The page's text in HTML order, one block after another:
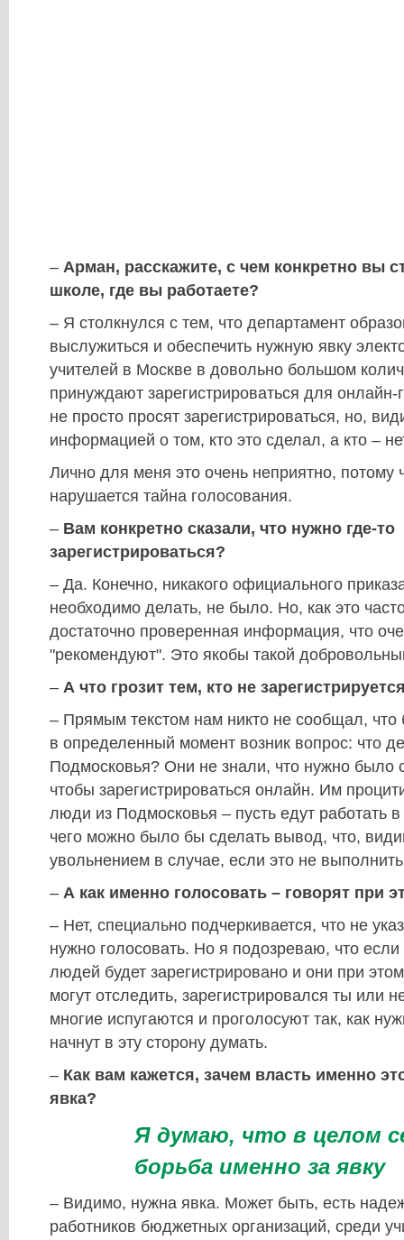
– Арман, расскажите, с чем конкретно вы
школе, где вы работаете?
– Я столкнулся с тем, что департамент
выслужиться и обеспечить нужную явку
учителей в Москве в довольно большом
принуждают зарегистрироваться для
не просто просят зарегистрироваться, но,
информацией о том, кто это сделал, а кто –
Лично для меня это очень неприятно, потому
нарушается тайна голосования.
– Вам конкретно сказали, что нужно где-то
зарегистрироваться?
– Да. Конечно, никакого официального
необходимо делать, не было. Но, как это
достаточно проверенная информация, что
"рекомендуют". Это якобы такой
– А что грозит тем, кто не
– Прямым текстом нам никто не сообщал, что
в определенный момент возник вопрос: что
Подмосковья? Они не знали, что нужно было
чтобы зарегистрироваться онлайн. Им
люди из Подмосковья – пусть едут работать
чего можно было бы сделать вывод, что,
увольнением в случае, если это не
– А как именно голосовать – говорят при
– Нет, специально подчеркивается, что не
нужно голосовать. Но я подозреваю, что
людей будет зарегистрировано и они при
могут отследить, зарегистрировался ты или
многие испугаются и проголосуют так, как
начнут в эту сторону думать.
– Как вам кажется, зачем власть именно
явка?
Я думаю, что в целом
борьба именно за явку
– Видимо, нужна явка. Может быть, есть
работников бюджетных организаций, среди